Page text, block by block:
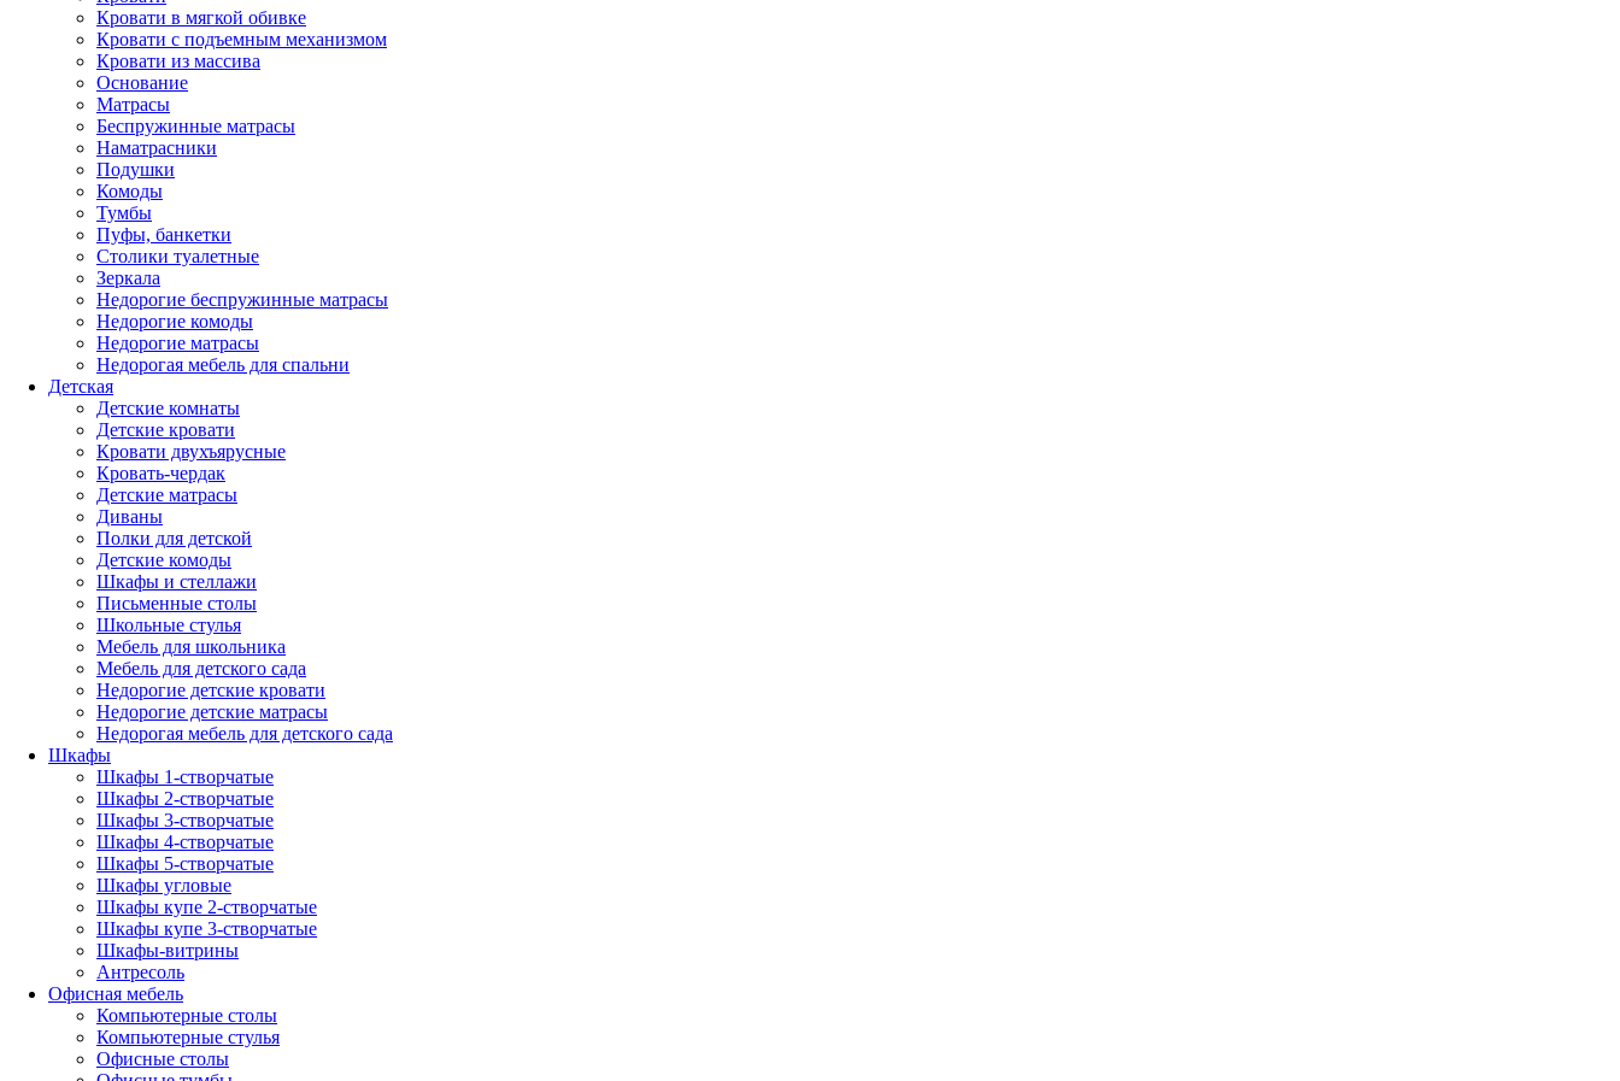
Кровати в мягкой обивке
Кровати с подъемным механизмом
Кровати из массива
Основание
Матрасы
Беспружинные матрасы
Наматрасники
Подушки
Комоды
Тумбы
Пуфы, банкетки
Столики туалетные
Зеркала
Недорогие беспружинные матрасы
Недорогие комоды
Недорогие матрасы
Недорогая мебель для спальни
Детская
Детские комнаты
Детские кровати
Кровати двухъярусные
Кровать-чердак
Детские матрасы
Диваны
Полки для детской
Детские комоды
Шкафы и стеллажи
Письменные столы
Школьные стулья
Мебель для школьника
Мебель для детского сада
Недорогие детские кровати
Недорогие детские матрасы
Недорогая мебель для детского сада
Шкафы
Шкафы 1-створчатые
Шкафы 2-створчатые
Шкафы 3-створчатые
Шкафы 4-створчатые
Шкафы 5-створчатые
Шкафы угловые
Шкафы купе 2-створчатые
Шкафы купе 3-створчатые
Шкафы-витрины
Антресоль
Офисная мебель
Компьютерные столы
Компьютерные стулья
Офисные столы